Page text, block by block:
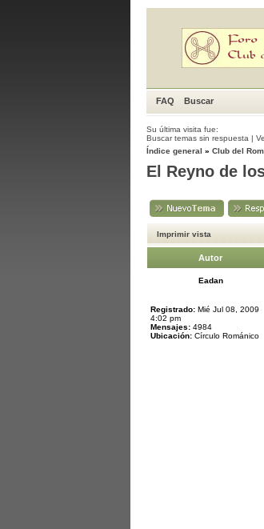
FAQ Buscar
Su última visita fue:
Buscar temas sin respuesta |
Índice general » Club del
El Reyno de
Imprimir vista
Autor
Eadan
Registrado: Mié Jul 08, 2009
4:02 pm
Mensajes: 4984
Ubicación: Círculo Románico